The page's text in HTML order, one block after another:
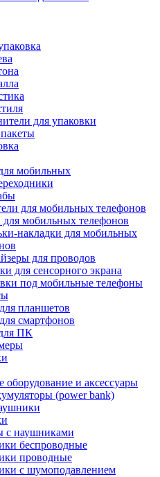
для упаковки
мобильных
для мобильных телефонов
для мобильных телефонов
накладки для мобильных
для проводов
для сенсорного экрана
под мобильные телефоны
планшетов
смартфонов
ПК
оборудование и аксессуары
(power bank)
с наушниками
беспроводные
проводные
с шумоподавлением